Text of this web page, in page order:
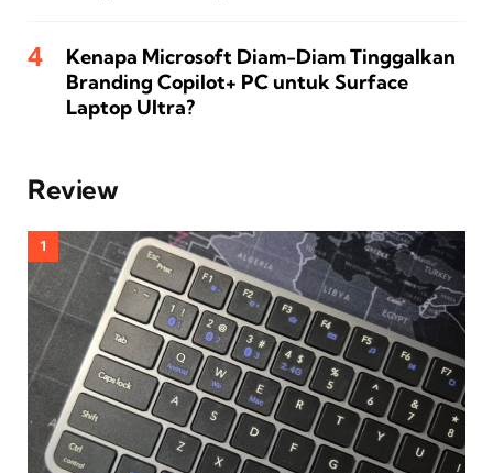
Kenapa Microsoft Diam-Diam Tinggalkan
Branding Copilot+ PC untuk Surface
Laptop Ultra?
Review